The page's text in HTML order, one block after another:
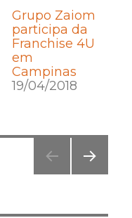
Grupo Zaiom
participa da
Franchise 4U
em
Campinas
19/04/2018